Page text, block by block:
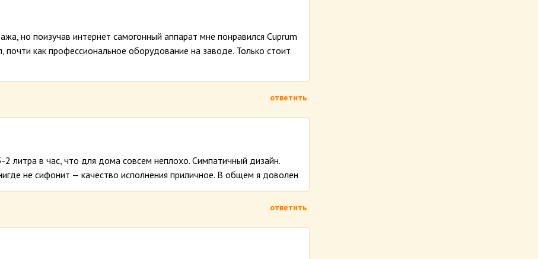
но поизучав интернет самогонный аппарат мне понравился Cuprum
как профессиональное оборудование на заводе. Только стоит
ответить
литра в час, что для дома совсем неплохо. Симпатичный дизайн.
не сифонит — качество исполнения приличное. В общем я доволен
ответить